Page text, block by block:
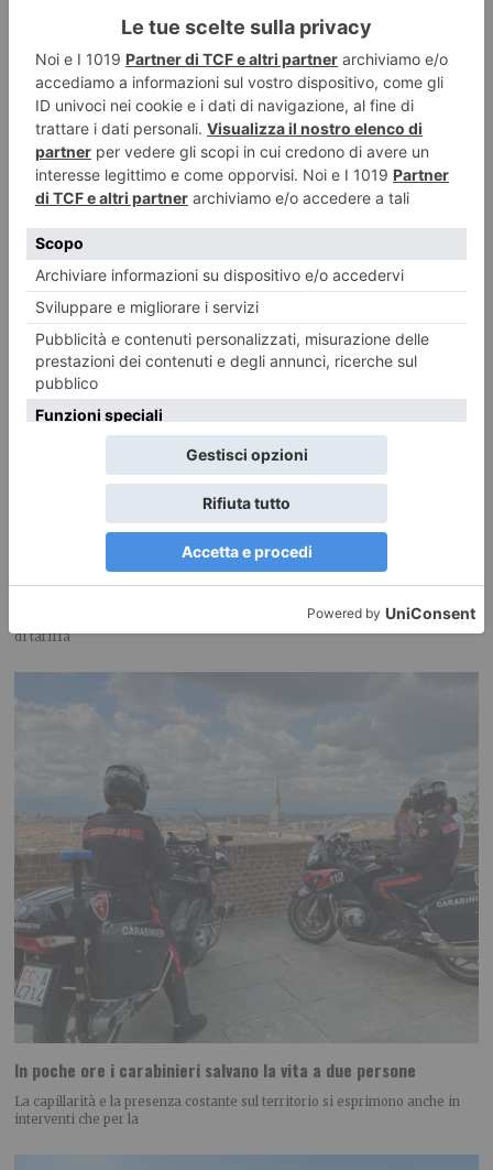
San Luigi Gonzaga, restituita con l’AI la vista a un occhio senza
più speranze
Da meno di un decimo a otto decimi di vista, senza necessità di
correzione con lenti.
Nuovi orari Nidi comunali: coinvolti 77 Comuni piemontesi
Dalla Regione 1,5 milioni di euro per ampliare gli orari dei servizi a parità
di tariffa
In poche ore i carabinieri salvano la vita a due persone
La capillarità e la presenza costante sul territorio si esprimono anche in
interventi che per la